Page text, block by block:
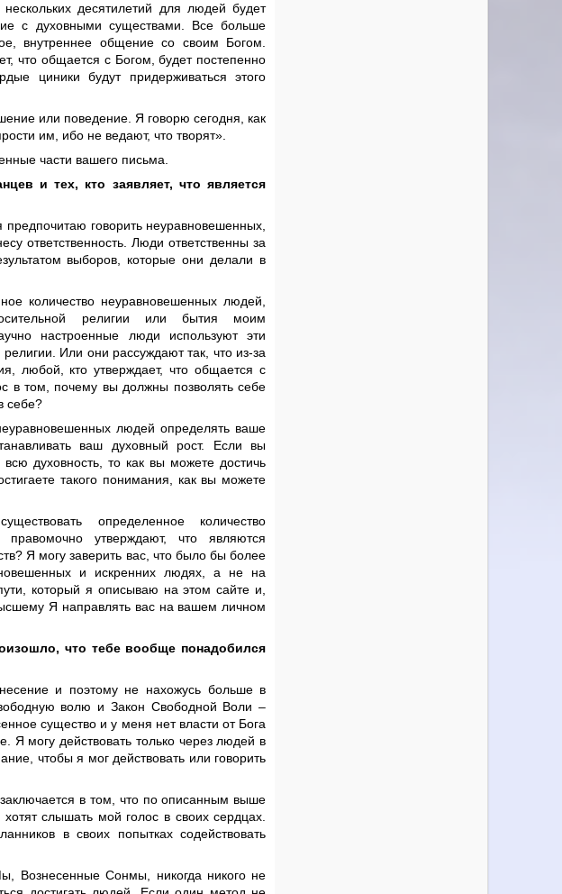
десятилетий для людей будет
с духовными существами. Все больше
внутреннее общение со своим Богом.
что общается с Богом, будет постепенно
циники будут придерживаться этого
или поведение. Я говорю сегодня, как
им, ибо не ведают, что творят».
части вашего письма.
и тех, кто заявляет, что является
говорить неуравновешенных,
ответственность. Люди ответственны за
выборов, которые они делали в
количество неуравновешенных людей,
религии или бытия моим
настроенные люди используют эти
Или они рассуждают так, что из-за
любой, кто утверждает, что общается с
в том, почему вы должны позволять себе
себе?
людей определять ваше
ваш духовный рост. Если вы
духовность, то как вы можете достичь
такого понимания, как вы можете
определенное количество
утверждают, что являются
Я могу заверить вас, что было бы более
и искренних людях, а не на
который я описываю на этом сайте и,
Я направлять вас на вашем личном
что тебе вообще понадобился
и поэтому не нахожусь больше в
волю и Закон Свободной Воли –
существо и у меня нет власти от Бога
Я могу действовать только через людей в
чтобы я мог действовать или говорить
в том, что по описанным выше
слышать мой голос в своих сердцах.
в своих попытках содействовать
Вознесенные Сонмы, никогда никого не